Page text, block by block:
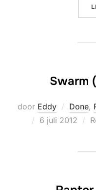
Swarm
door Eddy Done,
Geplaatst
6 juli 2012